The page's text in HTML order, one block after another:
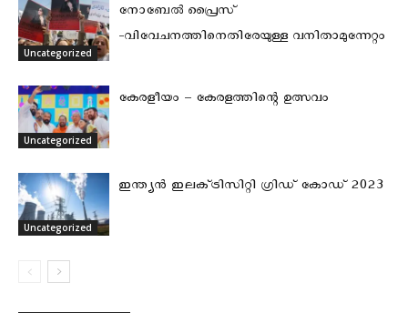
Uncategorized
നോബേല്‍ പ്രൈസ്
-വിവേചനത്തിനെതിരേയുള്ള വനിതാമുന്നേറ്റം
Uncategorized
കേരളീയം – കേരളത്തിന്റെ ഉത്സവം
Uncategorized
ഇന്ത്യൻ ഇലക്‌ട്രിസിറ്റി ഗ്രിഡ് കോഡ് 2023